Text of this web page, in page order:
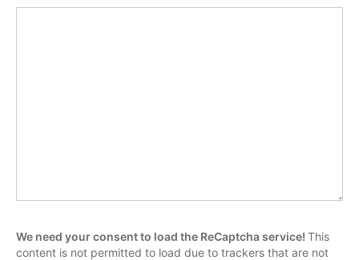
We need your consent to load the ReCaptcha service! This
content is not permitted to load due to trackers that are not